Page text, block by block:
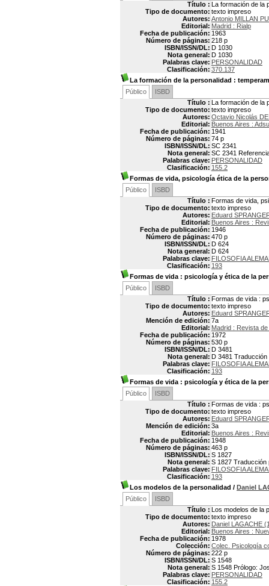
Título : La formación de la
Tipo de documento: texto impreso
Autores: Antonio MILLAN
Editorial: Madrid : Rialp
Fecha de publicación: 1963
Número de páginas: 218 p
ISBN/ISSN/DL: D 1030
Nota general: D 1030
Palabras clave: PERSONALIDAD
Clasificación: 370.137
La formación de la personalidad :
Público
ISBD
Título : La formación de la
Tipo de documento: texto impreso
Autores: Octavio Nicolás
Editorial: Buenos Aires :
Fecha de publicación: 1941
Número de páginas: 74 p
ISBN/ISSN/DL: SC 2341
Nota general: SC 2341
Palabras clave: PERSONALIDAD
Clasificación: 155.2
Formas de vida, psicología ética de la
Público
ISBD
Título : Formas de vida,
Tipo de documento: texto impreso
Autores: Eduard
Editorial: Buenos Aires :
Fecha de publicación: 1946
Número de páginas: 470 p
ISBN/ISSN/DL: D 624
Nota general: D 624
Palabras clave: FILOSOFIA
Clasificación: 193
Formas de vida : psicología y ética de la
Público
ISBD
Título : Formas de vida :
Tipo de documento: texto impreso
Autores: Eduard
Mención de edición: 7a
Editorial: Madrid : Revista
Fecha de publicación: 1972
Número de páginas: 530 p
ISBN/ISSN/DL: D 3481
Nota general: D 3481 Traducción
Palabras clave: FILOSOFIA
Clasificación: 193
Formas de vida : psicología y ética de la
Público
ISBD
Título : Formas de vida :
Tipo de documento: texto impreso
Autores: Eduard
Mención de edición: 3a
Editorial: Buenos Aires :
Fecha de publicación: 1948
Número de páginas: 463 p
ISBN/ISSN/DL: S 1827
Nota general: S 1827 Traducción
Palabras clave: FILOSOFIA
Clasificación: 193
Los modelos de la personalidad / Daniel
Público
ISBD
Título : Los modelos de la
Tipo de documento: texto impreso
Autores: Daniel LAGACHE
Editorial: Buenos Aires :
Fecha de publicación: 1978
Colección: Colec. Psicología
Número de páginas: 222 p
ISBN/ISSN/DL: S 1548
Nota general: S 1548 Prólogo:
Palabras clave: PERSONALIDAD
Clasificación: 155.2